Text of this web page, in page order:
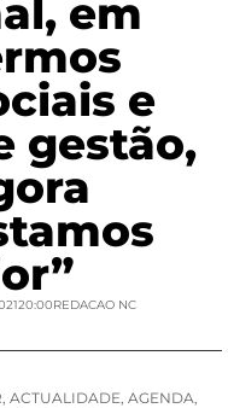
em
e
gestão,
20:00REDACAO NC
, ACTUALIDADE, AGENDA,